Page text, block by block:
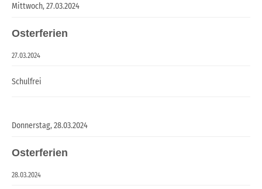
Mittwoch,27.03.2024
Osterferien
27.03.2024
Schulfrei
Donnerstag,28.03.2024
Osterferien
28.03.2024